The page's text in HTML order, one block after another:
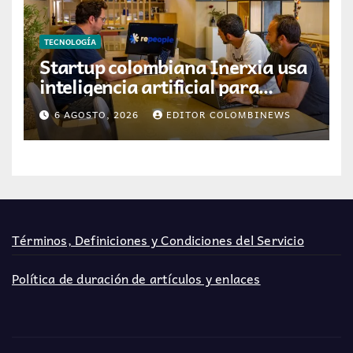
TECNOLOGÍA
Startup colombiana Inerxia usa
inteligencia artificial para
optimizar servicios de internet
6 AGOSTO, 2026 EDITOR COLOMBINEWS
Términos, Definiciones y Condiciones del Servicio
Política de duración de artículos y enlaces